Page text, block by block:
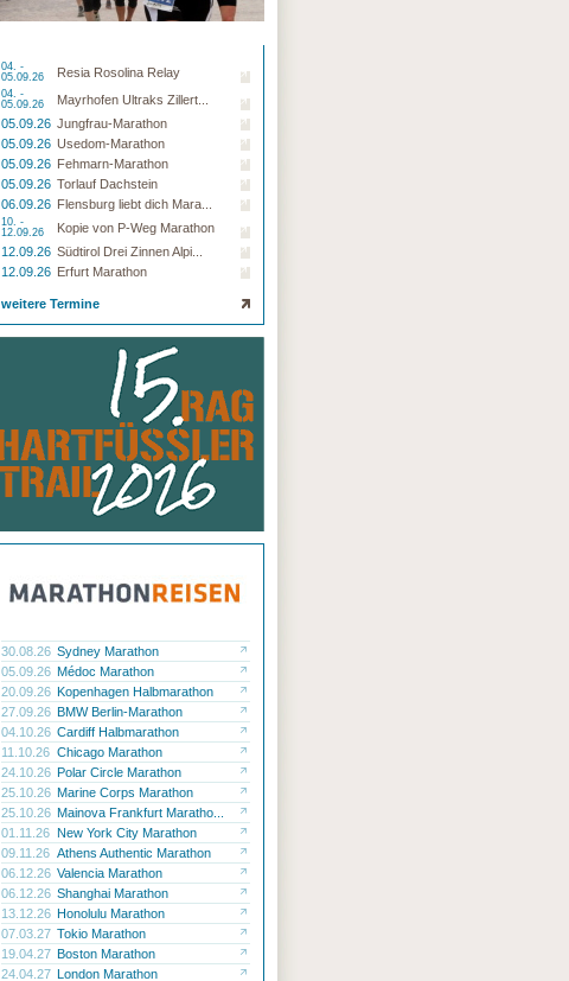
04. -
05.09.26
Resia Rosolina Relay
04. -
05.09.26
Mayrhofen Ultraks Zillert...
05.09.26 Jungfrau-Marathon
05.09.26 Usedom-Marathon
05.09.26 Fehmarn-Marathon
05.09.26 Torlauf Dachstein
06.09.26 Flensburg liebt dich Mara...
10. -
12.09.26
Kopie von P-Weg Marathon
12.09.26 Südtirol Drei Zinnen Alpi...
12.09.26 Erfurt Marathon
weitere Termine
30.08.26 Sydney Marathon
05.09.26 Médoc Marathon
20.09.26 Kopenhagen Halbmarathon
27.09.26 BMW Berlin-Marathon
04.10.26 Cardiff Halbmarathon
11.10.26 Chicago Marathon
24.10.26 Polar Circle Marathon
25.10.26 Marine Corps Marathon
25.10.26 Mainova Frankfurt Maratho...
01.11.26 New York City Marathon
09.11.26 Athens Authentic Marathon
06.12.26 Valencia Marathon
06.12.26 Shanghai Marathon
13.12.26 Honolulu Marathon
07.03.27 Tokio Marathon
19.04.27 Boston Marathon
24.04.27 London Marathon